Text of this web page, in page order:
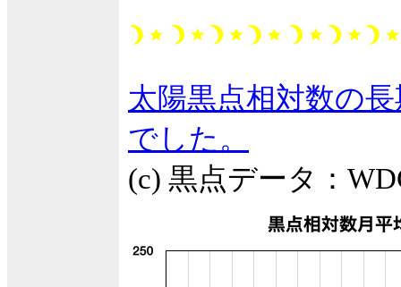
太陽黒点相対数の
でした。
(c) 黒点データ：